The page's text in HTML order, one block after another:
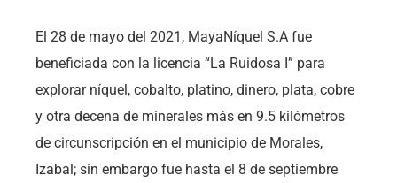
El 28 de mayo del 2021, MayaNíquel S.A fue
beneficiada con la licencia “La Ruidosa I” para
explorar níquel, cobalto, platino, dinero, plata, cobre
y otra decena de minerales más en 9.5 kilómetros
de circunscripción en el municipio de Morales,
Izabal; sin embargo fue hasta el 8 de septiembre